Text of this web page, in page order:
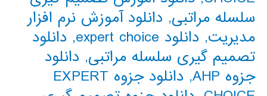
سلسله مراتبی, دانلود آموزش نرم افزار
مدیریت, دانلود expert choice , دانلود
تصمیم گیری سلسله مراتبی, دانلود
جزوه AHP
,
دانلود جزوه EXPERT